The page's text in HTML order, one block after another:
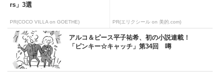
rs」3選
PR(COCO VILLA on GOETHE) PR(エリクシール on 美的.com)
アルコ＆ピース平子祐希、初の小説連載！
「ピンキー☆キャッチ」第34回 噂